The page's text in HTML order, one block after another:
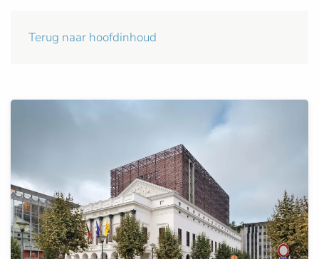
Terug naar hoofdinhoud